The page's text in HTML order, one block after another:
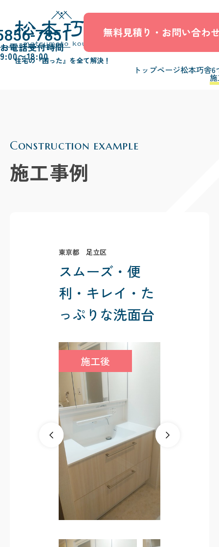
住宅の『困った』を全て解決！
無料見積り・お問い合わ
トップページ松本巧舎6
7851
お電話受付時間
9:00〜18:00
Construction example
施工事例
東京都 足立区
スムーズ・便
利・キレイ・た
っぷりな洗面台
施工後